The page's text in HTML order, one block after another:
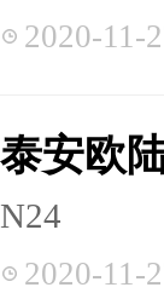
2020-11-
泰安欧
N24
2020-11-